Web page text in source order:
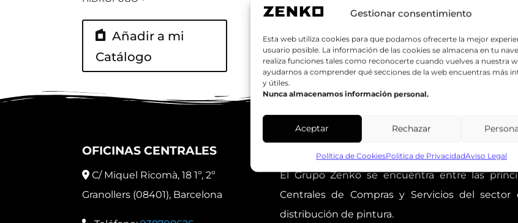
Gestionar consentimiento
Esta web utiliza cookies para que podamos ofrecerte la mejor
usuario posible. La información de las cookies se almacena en tu
realiza funciones tales como reconocerte cuando vuelves a nuestra
ayudarnos a comprender qué secciones de la web encuentras más
y útiles.
Nunca almacenamos información personal.
Aceptar Rechazar
Política de CookiesPolitica de PrivacidadAviso Legal
Añadir a mi
Catálogo
OFICINAS CENTRALES
C/ Miquel Ricomà, 18 1º, 2º
Granollers (08401), Barcelona
GRUPO ZENKO
El Grupo Zenko se encuentra entre las
Centrales de Compras y Servicios del sector
distribución de pintura.